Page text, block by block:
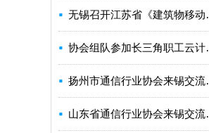
无锡召开江
协会组
扬州市
山东省